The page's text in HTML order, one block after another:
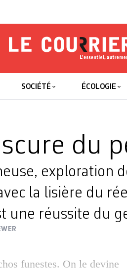
Le
SOCIÉTÉ ÉCOLOGIE
du
exploration
la lisière du
une réussite du
funestes. On le devine